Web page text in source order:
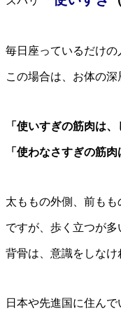
毎日座っているだけの
この場合は、お体の
「使いすぎの筋肉は
「使わなさすぎの筋
太ももの外側、前もも
ですが、歩く立つが多
背骨は、意識をしなけ
日本や先進国に住ん